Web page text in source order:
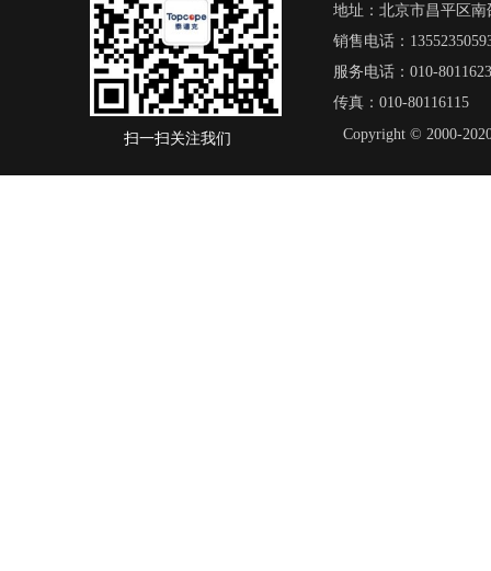
扫一扫关注我们 Copyright © 2000-
地址：北京市昌平区
销售电话：
服务电话：010-
传真：010-80116115